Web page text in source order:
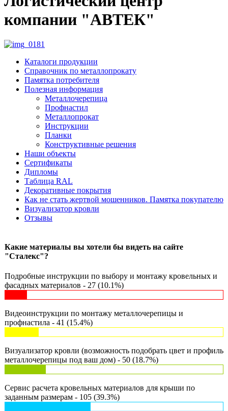
компании "АВТЕК"
Каталоги продукции
Справочник по металлопрокату
Памятка потребителя
Полезная информация
Металлочерепица
Профнастил
Металлопрокат
Инструкции
Планки
Конструктивные решения
Наши объекты
Сертификаты
Дипломы
Таблица RAL
Декоративные покрытия
Как не стать жертвой мошенников. Памятка покупателю
Визуализатор кровли
Отзывы
Какие материалы вы хотели бы видеть на сайте
"Сталекс"?
Подробные инструкции по выбору и монтажу кровельных и
фасадных материалов - 27 (10.1%)
Видеоинструкции по монтажу металлочерепицы и
профнастила - 41 (15.4%)
Визуализатор кровли (возможность подобрать цвет и профиль
металлочерепицы под ваш дом) - 50 (18.7%)
Сервис расчета кровельных материалов для крыши по
заданным размерам - 105 (39.3%)